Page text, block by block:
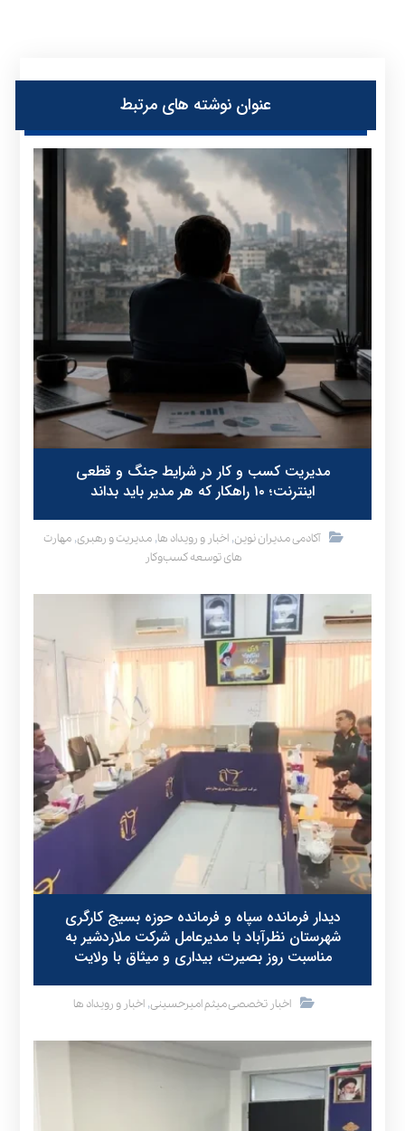
عنوان ‫نوشته های مرتبط
مدیریت کسب و کار در شرایط جنگ و قطعی
اینترنت؛ ۱۰ راهکار که هر مدیر باید بداند
آکادمی مدیران نوین, اخبار و رویداد ها, مدیریت و رهبری, مهارت
های توسعه کسب‌وکار
دیدار فرمانده سپاه و فرمانده حوزه بسیج کارگری
شهرستان نظرآباد با مدیرعامل شرکت ملاردشیر به
مناسبت روز بصیرت، بیداری و میثاق با ولایت
اخبار تخصصی میثم امیرحسینی,اخبار و رویداد ها